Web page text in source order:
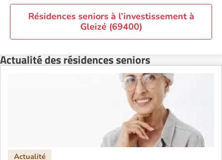
Residence service senior Strasbourg
Residence service senior Toulouse
Recherche par ville
Résidences seniors à l’investissement à
Gleizé (69400)
Actualité des résidences seniors